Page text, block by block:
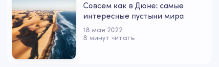
Совсем как в Дюне: самые
интересные пустыни мира
18 мая 2022
8 минут читать